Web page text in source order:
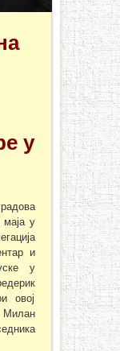
у
маја у
и
у
овој
Милан